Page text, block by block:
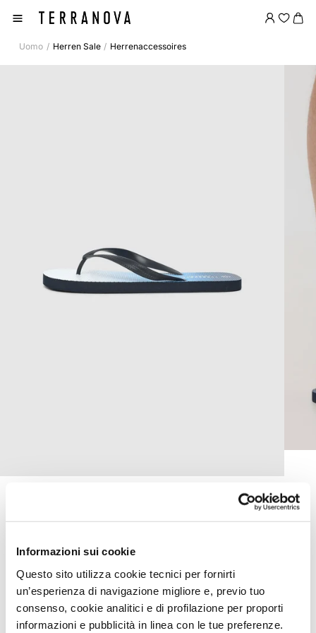
Informazioni sui cookie
Questo sito utilizza cookie tecnici per fornirti
un’esperienza di navigazione migliore e, previo tuo
consenso, cookie analitici e di profilazione per proporti
informazioni e pubblicità in linea con le tue preferenze.
Uomo Herren Sale Herrenaccessoires
Flip-Flops mit Farbverlauf-Print - Var Navyblau
Größentabelle
Produktdetails